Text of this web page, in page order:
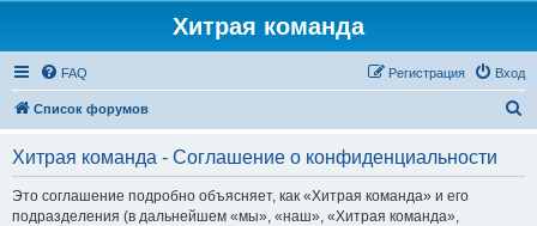
Хитрая команда
FAQ Вход
Регистрация
Список форумов
Хитрая команда - Соглашение о конфиденциальности
Это соглашение подробно объясняет, как «Хитрая команда» и его
подразделения (в дальнейшем «мы», «наш», «Хитрая команда»,